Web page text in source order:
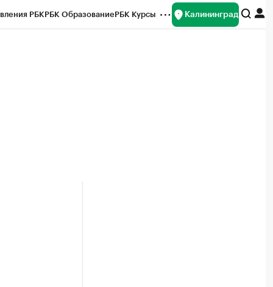
РБКРБК ОбразованиеРБК Курсы Калининград